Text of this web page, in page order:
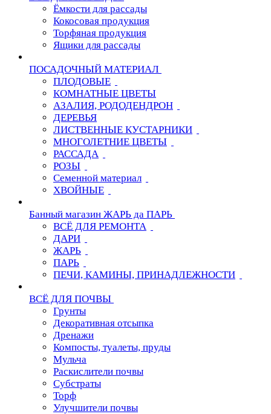
Ёмкости для рассады
Кокосовая продукция
Торфяная продукция
Ящики для рассады
ПОСАДОЧНЫЙ МАТЕРИАЛ
ПЛОДОВЫЕ
КОМНАТНЫЕ ЦВЕТЫ
АЗАЛИЯ, РОДОДЕНДРОН
ДЕРЕВЬЯ
ЛИСТВЕННЫЕ КУСТАРНИКИ
МНОГОЛЕТНИЕ ЦВЕТЫ
РАССАДА
РОЗЫ
Семенной материал
ХВОЙНЫЕ
Банный магазин ЖАРЬ да ПАРЬ
ВСЁ ДЛЯ РЕМОНТА
ДАРИ
ЖАРЬ
ПАРЬ
ПЕЧИ, КАМИНЫ, ПРИНАДЛЕЖНОСТИ
ВСЁ ДЛЯ ПОЧВЫ
Грунты
Декоративная отсыпка
Дренажи
Компосты, туалеты, пруды
Мульча
Раскислители почвы
Субстраты
Торф
Улучшители почвы